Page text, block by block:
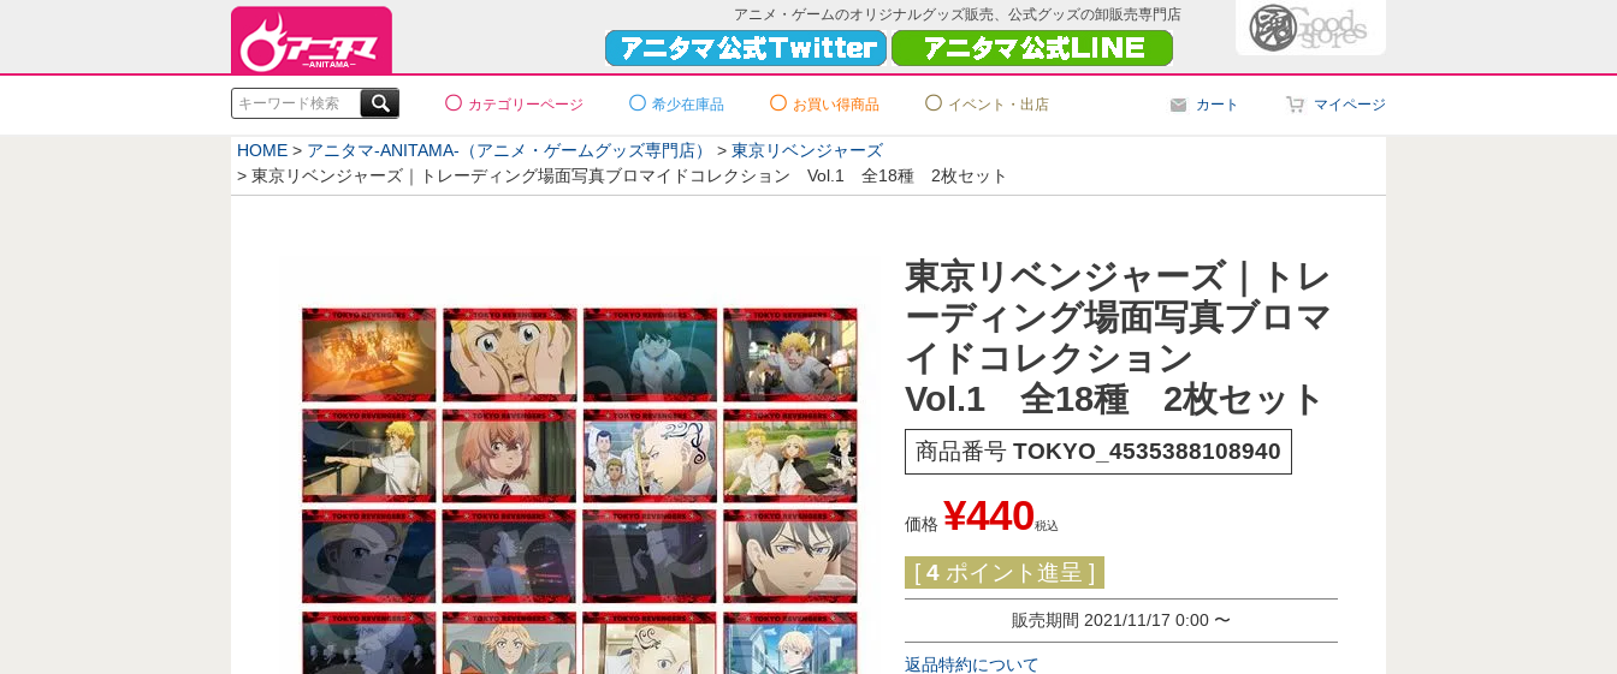
アニメ・ゲームのオリジナルグッズ販売、公式グッズの卸販売専門店
検索 カテゴリーページ 希少在庫品 お買い得商品 イベント・出店 カート マイページ
HOME アニタマ-ANITAMA-（アニメ・ゲームグッズ専門店）
東京リベンジャーズ
東京リベンジャーズ｜トレーディング場面写真ブロマイドコレクション Vol.1 全18種 2枚セット
東京リベンジャーズ｜トレ
ーディング場面写真ブロマ
イドコレクション
Vol.1 全18種 2枚セット
商品番号 TOKYO_4535388108940
価格 ¥440税込
[ 4 ポイント進呈 ]
販売期間 2021/11/17 0:00 〜
返品特約について